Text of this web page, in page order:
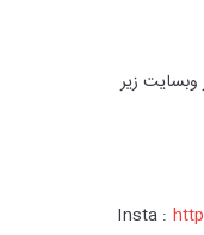
وبسایت زیر
Insta :